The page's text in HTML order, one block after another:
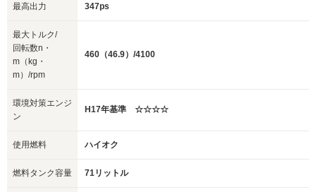
最高出力 347ps
最大トルク/
回転数n・
m（kg・
m）/rpm
460（46.9）/4100
環境対策エンジ
ン
H17年基準 ☆☆☆☆
使用燃料 ハイオク
燃料タンク容量 71リットル